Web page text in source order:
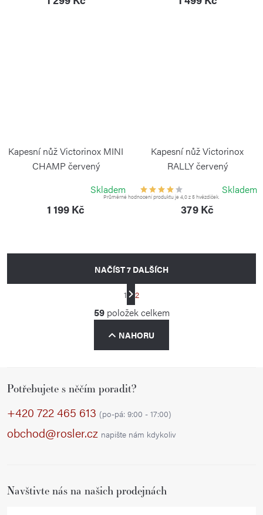
Kapesní nůž Victorinox MINI
CHAMP červený
Skladem
1 199 Kč
Kapesní nůž Victorinox
RALLY červený
Průměrné hodnocení produktu je 4,0 z 5 hvězdiček.
Skladem
379 Kč
O
v
l
á
a
í
p
y
NAČÍST 7 DALŠÍCH
S
t
r
á
v
n
1 2
59položek celkem
NAHORU
Potřebujete s něčím poradit?
+420 722 465 613 (po-pá: 9:00 - 17:00)
obchod@rosler.cz napište nám kdykoliv
Navštivte nás na našich prodejnách